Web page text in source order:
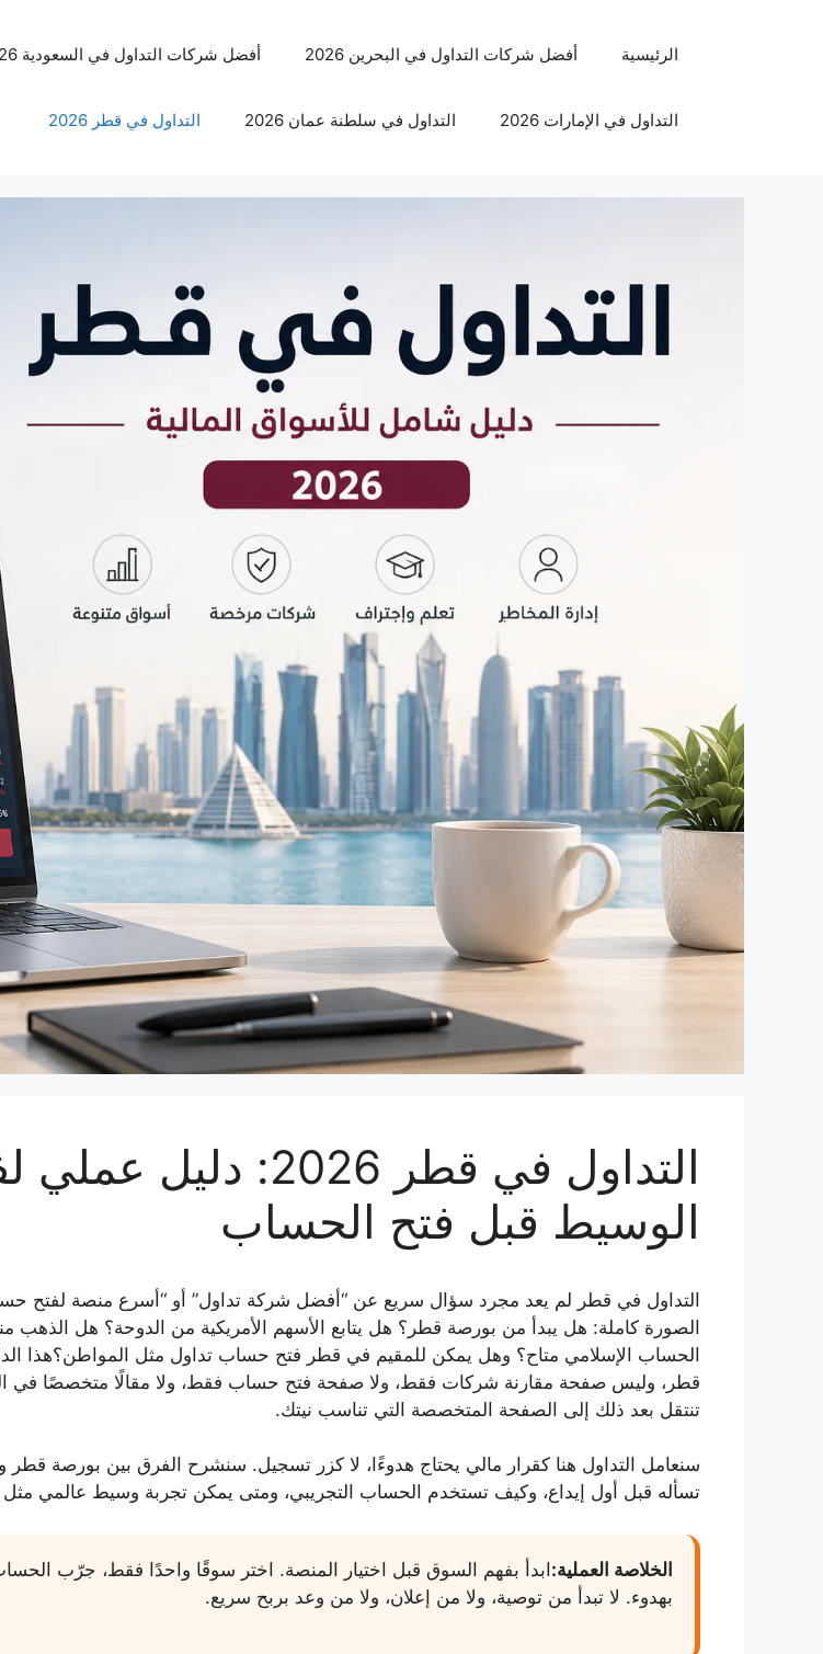
الرئيسية أفضل شركات التداول في البحرين 2026 أفضل شركات التداول في السعودية 2026
التداول في الإمارات 2026 التداول في سلطنة عمان 2026 التداول في قطر 2026
التداول في قطر 2026:
الوسيط قبل فتح الحساب
التداول في قطر لم يعد مجرد سؤال سريع عن “أفضل شركة تداول” أو “أسرع منصة لفتح
الصورة كاملة: هل يبدأ من بورصة قطر؟ هل يتابع الأسهم الأمريكية من الدوحة؟ هل الذهب
الحساب الإسلامي متاح؟ وهل يمكن للمقيم في قطر فتح حساب تداول مثل المواطن؟هذا
قطر، وليس صفحة مقارنة شركات فقط، ولا صفحة فتح حساب فقط، ولا مقالًا متخصصًا في
تنتقل بعد ذلك إلى الصفحة المتخصصة التي تناسب نيتك.
سنعامل التداول هنا كقرار مالي يحتاج هدوءًا، لا كزر تسجيل. سنشرح الفرق بين بورصة قطر
تسأله قبل أول إيداع، وكيف تستخدم الحساب التجريبي، ومتى يمكن تجربة وسيط عالمي مثل XTB من باب الاختبار لا التسرع.
الخلاصة العملية:ابدأ بفهم السوق قبل اختيار المنصة. اختر سوقًا واحدًا فقط، جرّب
بهدوء. لا تبدأ من توصية، ولا من إعلان، ولا من وعد بربح سريع.